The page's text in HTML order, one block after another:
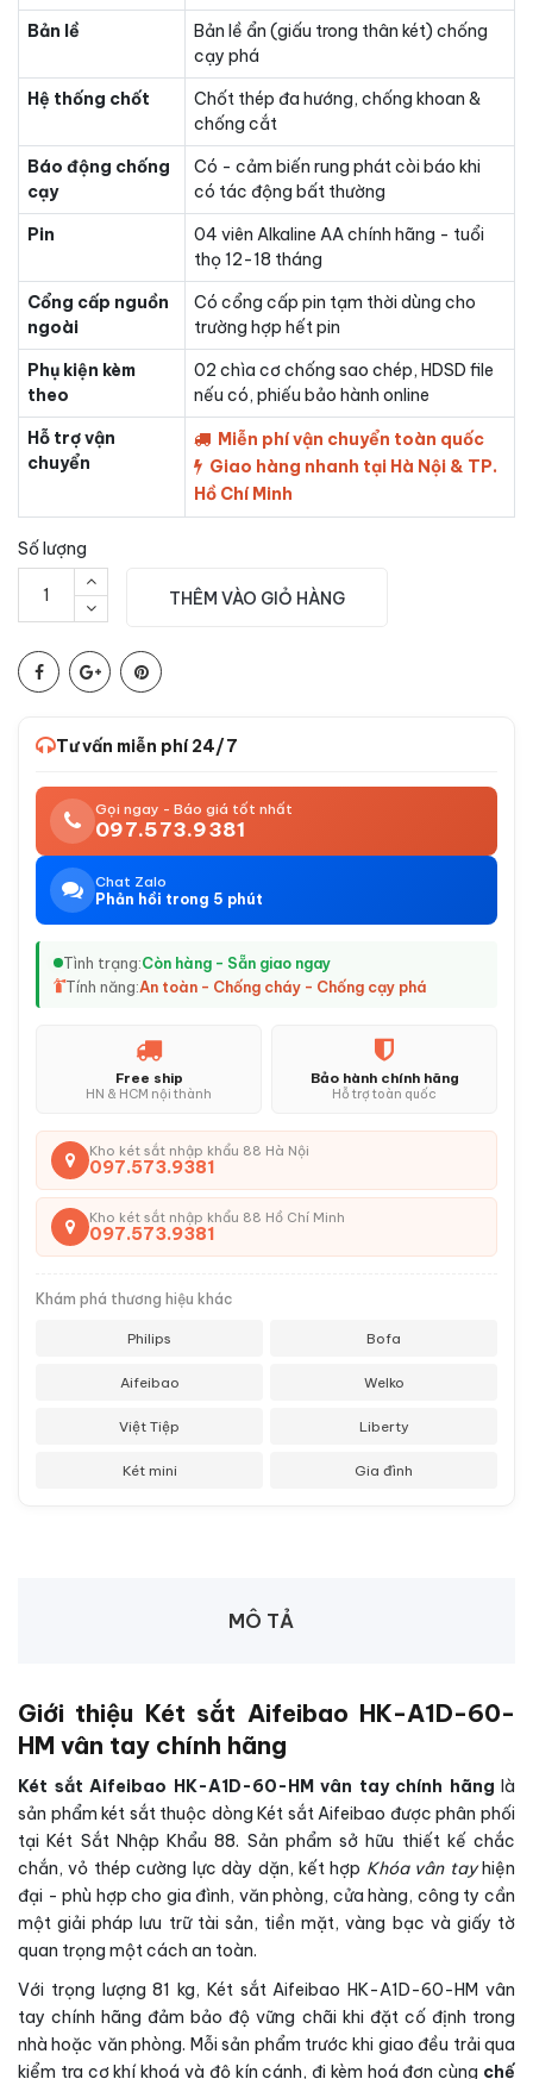
Bản lề
Bản lề ẩn (giấu trong thân két) chống
cạy phá
Hệ thống chốt
Chốt thép đa hướng, chống khoan &
chống cắt
Báo động chống
cạy
Có - cảm biến rung phát còi báo khi
có tác động bất thường
Pin
04 viên Alkaline AA chính hãng - tuổi
thọ 12-18 tháng
Cổng cấp nguồn
ngoài
Có cổng cấp pin tạm thời dùng cho
trường hợp hết pin
Phụ kiện kèm
theo
02 chìa cơ chống sao chép, HDSD file
nếu có, phiếu bảo hành online
Hỗ trợ vận
chuyển
Miễn phí vận chuyển toàn quốc
Giao hàng nhanh tại Hà Nội & TP.
Hồ Chí Minh
Số lượng
THÊM VÀO GIỎ HÀNG
Tư vấn miễn phí 24/7
Gọi ngay - Báo giá tốt nhất
097.573.9381
Chat Zalo
Phản hồi trong 5 phút
Tình trạng:Còn hàng - Sẵn giao ngay
Tính năng:An toàn - Chống cháy - Chống cạy phá
Free ship
HN & HCM nội thành
Bảo hành chính hãng
Hỗ trợ toàn quốc
Kho két sắt nhập khẩu 88 Hà Nội
097.573.9381
Kho két sắt nhập khẩu 88 Hồ Chí Minh
097.573.9381
Khám phá thương hiệu khác
Philips Bofa
Aifeibao Welko
Việt Tiệp Liberty
Két mini Gia đình
MÔ TẢ
Giới thiệu Két sắt Aifeibao HK-A1D-60-
HM vân tay chính hãng
Két sắt Aifeibao HK-A1D-60-HM vân tay chính hãng là
sản phẩm két sắt thuộc dòng Két sắt Aifeibao được phân phối
tại Két Sắt Nhập Khẩu 88. Sản phẩm sở hữu thiết kế chắc
chắn, vỏ thép cường lực dày dặn, kết hợp Khóa vân tayhiện
đại - phù hợp cho gia đình, văn phòng, cửa hàng, công ty cần
một giải pháp lưu trữ tài sản, tiền mặt, vàng bạc và giấy tờ
quan trọng một cách an toàn.
Với trọng lượng 81 kg, Két sắt Aifeibao HK-A1D-60-HM vân
tay chính hãng đảm bảo độ vững chãi khi đặt cố định trong
nhà hoặc văn phòng. Mỗi sản phẩm trước khi giao đều trải qua
kiểm tra cơ khí khoá và độ kín cánh, đi kèm hoá đơn cùng chế